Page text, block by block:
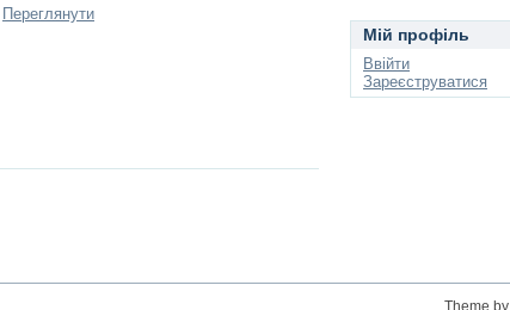
Переглянути
Мій профіль
Ввійти
Зареєструватися
Theme by